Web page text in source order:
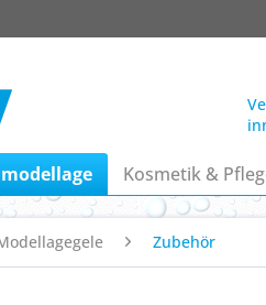
Kosmetik &
Zubehör